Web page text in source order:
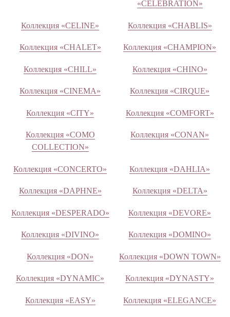
«CELEBRATION»
Коллекция «CELINE» Коллекция «CHABLIS»
Коллекция «CHALET» Коллекция «CHAMPION»
Коллекция «CHILL» Коллекция «CHINO»
Коллекция «CINEMA» Коллекция «CIRQUE»
Коллекция «CITY» Коллекция «COMFORT»
Коллекция «COMO
COLLECTION»
Коллекция «CONAN»
Коллекция «CONCERTO» Коллекция «DAHLIA»
Коллекция «DAPHNE» Коллекция «DELTA»
Коллекция «DESPERADO» Коллекция «DEVORE»
Коллекция «DIVINO» Коллекция «DOMINO»
Коллекция «DON» Коллекция «DOWN TOWN»
Коллекция «DYNAMIC» Коллекция «DYNASTY»
Коллекция «EASY» Коллекция «ELEGANCE»